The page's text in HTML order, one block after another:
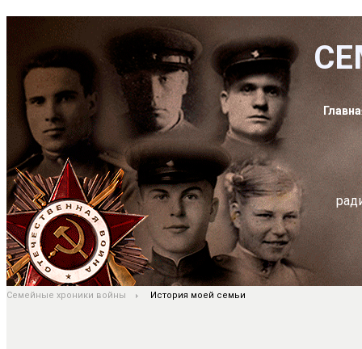
Семейные хроники войны История моей семьи